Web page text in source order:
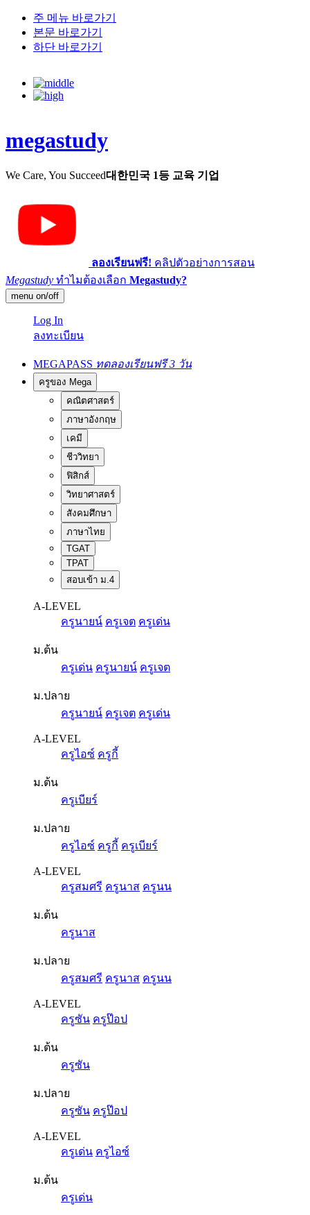
주 메뉴 바로가기
본문 바로가기
하단 바로가기
megastudy
We Care, You Succeed대한민국 1등 교육 기업
ลองเรียนฟรี! คลิปตัวอย่างการสอน
Megastudy ทำไมต้องเลือก Megastudy?
menu on/off
Log In
ลงทะเบียน
MEGAPASS ทดลองเรียนฟรี 3 วัน
ครูของ Mega
คณิตศาสตร์
ภาษาอังกฤษ
เคมี
ชีววิทยา
ฟิสิกส์
วิทยาศาสตร์
สังคมศึกษา
ภาษาไทย
TGAT
TPAT
สอบเข้า ม.4
A-LEVEL
ครูนายน์ ครูเจต ครูเด่น
ม.ต้น
ครูเด่น ครูนายน์ ครูเจต
ม.ปลาย
ครูนายน์ ครูเจต ครูเด่น
A-LEVEL
ครูไอซ์ ครูกี้
ม.ต้น
ครูเบียร์
ม.ปลาย
ครูไอซ์ ครูกี้ ครูเบียร์
A-LEVEL
ครูสมศรี ครูนาส ครูนน
ม.ต้น
ครูนาส
ม.ปลาย
ครูสมศรี ครูนาส ครูนน
A-LEVEL
ครูซัน ครูป๊อป
ม.ต้น
ครูซัน
ม.ปลาย
ครูซัน ครูป๊อป
A-LEVEL
ครูเด่น ครูไอซ์
ม.ต้น
ครูเด่น